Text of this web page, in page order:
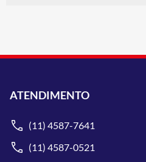
ATENDIMENTO
(11) 4587-7641
(11) 4587-0521